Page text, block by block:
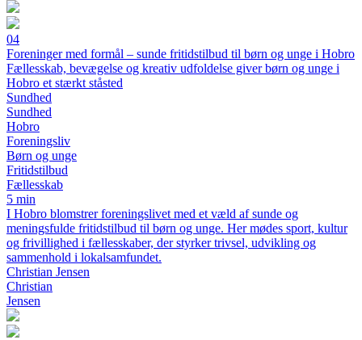
04
Foreninger med formål – sunde fritidstilbud til børn og unge i Hobro
Fællesskab, bevægelse og kreativ udfoldelse giver børn og unge i
Hobro et stærkt ståsted
Sundhed
Sundhed
Hobro
Foreningsliv
Børn og unge
Fritidstilbud
Fællesskab
5 min
I Hobro blomstrer foreningslivet med et væld af sunde og
meningsfulde fritidstilbud til børn og unge. Her mødes sport, kultur
og frivillighed i fællesskaber, der styrker trivsel, udvikling og
sammenhold i lokalsamfundet.
Christian Jensen
Christian
Jensen